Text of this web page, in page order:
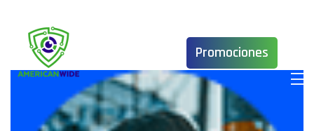
Promociones